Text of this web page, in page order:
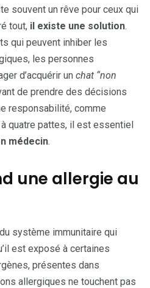
souvent un rêve pour ceux qui
tout, il existe une solution.
qui peuvent inhiber les
les personnes
d’acquérir un chat “non
de prendre des décisions
responsabilité, comme
à quatre pattes, il est essentiel
médecin.
une allergie au
système immunitaire qui
est exposé à certaines
présentes dans
allergiques ne touchent pas